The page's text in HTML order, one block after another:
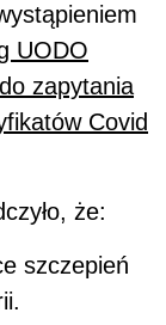
UODO
zapytania
Covid
że:
szczepień